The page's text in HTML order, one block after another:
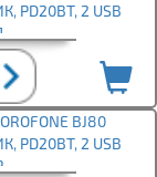
PD20ВТ, 2 USB
BJ80
PD20ВТ, 2 USB